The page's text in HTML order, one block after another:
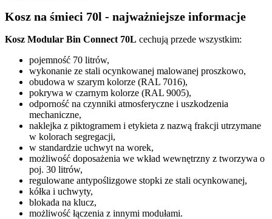
Kosz na śmieci 70l - najważniejsze informacje
Kosz Modular Bin Connect 70L cechują przede wszystkim:
pojemność 70 litrów,
wykonanie ze stali ocynkowanej malowanej proszkowo,
obudowa w szarym kolorze (RAL 7016),
pokrywa w czarnym kolorze (RAL 9005),
odporność na czynniki atmosferyczne i uszkodzenia
mechaniczne,
naklejka z piktogramem i etykieta z nazwą frakcji utrzymane
w kolorach segregacji,
w standardzie uchwyt na worek,
możliwość doposażenia we wkład wewnętrzny z tworzywa o
poj. 30 litrów,
regulowane antypoślizgowe stopki ze stali ocynkowanej,
kółka i uchwyty,
blokada na klucz,
możliwość łączenia z innymi modułami.